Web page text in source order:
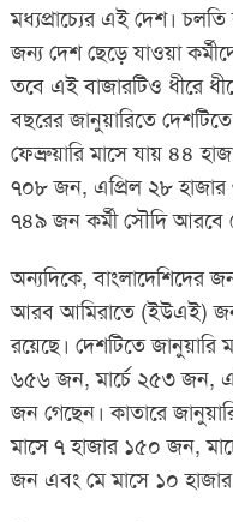
মধ্যপ্রাচ্যের এই দেশ।
জন্য দেশ ছেড়ে যাওয়া
তবে এই বাজারটিও ধীরে
বছরের জানুয়ারিতে
ফেব্রুয়ারি মাসে যায় ৪৪
৭০৮ জন, এপ্রিল ২৮
৭৪৯ জন কর্মী সৌদি আরবে
অন্যদিকে, বাংলাদেশিদের
আরব আমিরাতে (ইউএই)
রয়েছে। দেশটিতে
৬৫৬ জন, মার্চে ২৫৩ জন,
জন গেছেন। কাতারে
মাসে ৭ হাজার ১৫০ জন,
জন এবং মে মাসে ১০